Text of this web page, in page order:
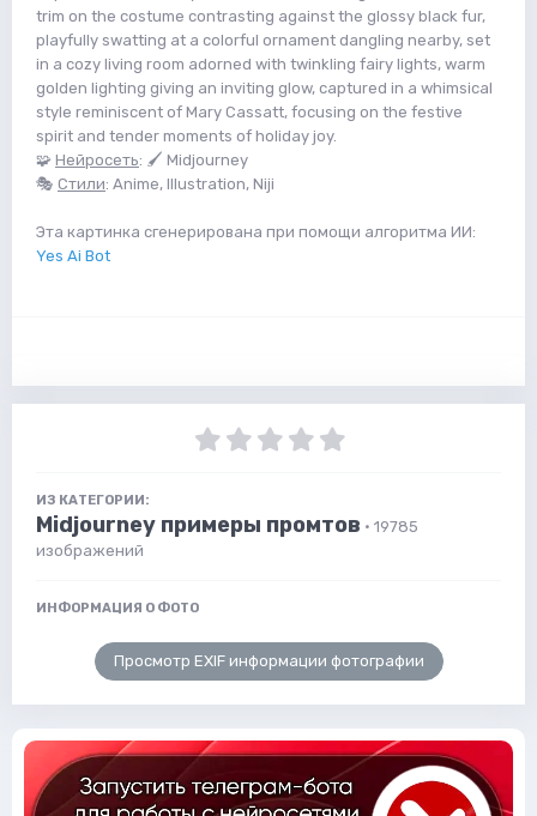
trim on the costume contrasting against the glossy black fur,
playfully swatting at a colorful ornament dangling nearby, set
in a cozy living room adorned with twinkling fairy lights, warm
golden lighting giving an inviting glow, captured in a whimsical
style reminiscent of Mary Cassatt, focusing on the festive
spirit and tender moments of holiday joy.
🧩 Нейросеть: 🖌 Midjourney
🎭 Стили: Anime, Illustration, Niji
Эта картинка сгенерирована при помощи алгоритма ИИ:
Yes Ai Bot
ИЗ КАТЕГОРИИ:
Midjourney примеры промтов · 19785
изображений
ИНФОРМАЦИЯ О ФОТО
Просмотр EXIF информации фотографии